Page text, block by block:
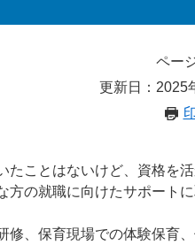
ペー
更新日：2025
ことはないけど、資格を
方の就職に向けたサポート
修、保育現場での体験保育